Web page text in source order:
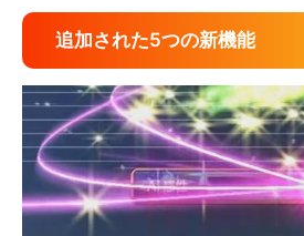
追加された5つの新機能